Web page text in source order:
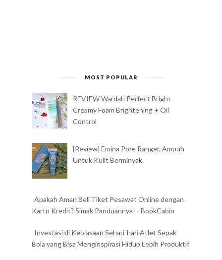
MOST POPULAR
REVIEW Wardah Perfect Bright
Creamy Foam Brightening + Oil
Control
[Review] Emina Pore Ranger, Ampuh
Untuk Kulit Berminyak
Apakah Aman Beli Tiket Pesawat Online dengan
Kartu Kredit? Simak Panduannya! - BookCabin
Investasi di Kebiasaan Sehari-hari Atlet Sepak
Bola yang Bisa Menginspirasi Hidup Lebih Produktif